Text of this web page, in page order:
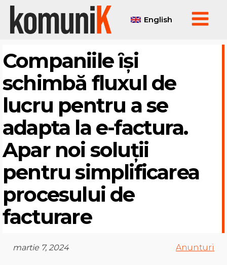
English
Companiile ȋși
schimbă fluxul de
lucru pentru a se
adapta la e-factura.
Apar noi soluții
pentru simplificarea
procesului de
facturare
martie 7, 2024 Anunturi